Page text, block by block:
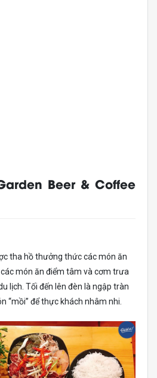
Beer & Coffee
tha hồ thưởng thức các món ăn
món ăn điểm tâm và cơm trưa
lịch. Tối đến lên đèn là ngập tràn
“mồi” để thực khách nhâm nhi.